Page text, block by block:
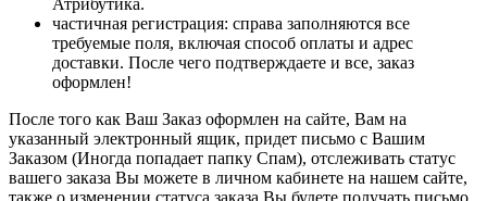
Атрибутика.
частичная регистрация: справа заполняются все
требуемые поля, включая способ оплаты и адрес
доставки. После чего подтверждаете и все, заказ
оформлен!
После того как Ваш Заказ оформлен на сайте, Вам на
указанный электронный ящик, придет письмо с Вашим
Заказом (Иногда попадает папку Спам), отслеживать статус
вашего заказа Вы можете в личном кабинете на нашем сайте,